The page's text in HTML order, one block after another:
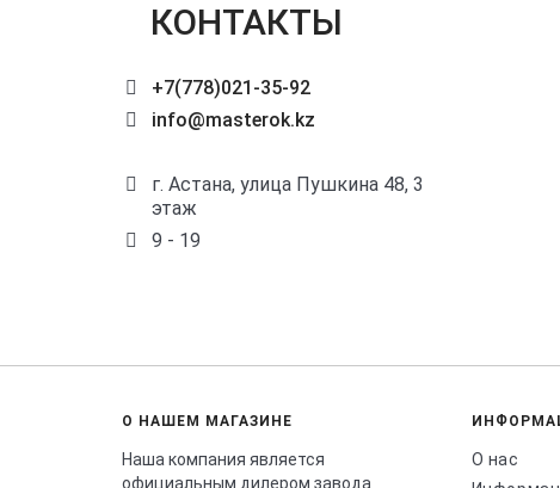
КОНТАКТЫ
+7(778)021-35-92
info@masterok.kz
г. Астана, улица Пушкина 48, 3
этаж
9 - 19
О НАШЕМ МАГАЗИНЕ
Наша компания является
официальным дилером завода
О нас